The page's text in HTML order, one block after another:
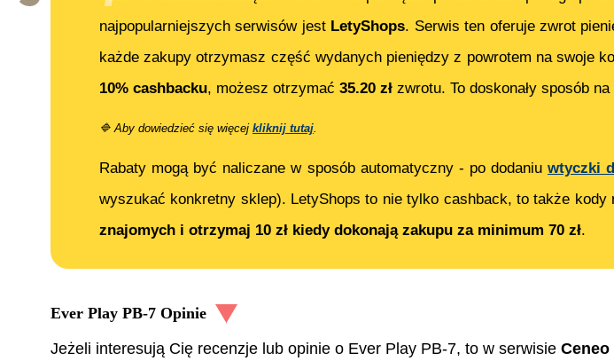
najpopularniejszych serwisów jest LetyShops. Serwis ten oferuje zwrot
każde zakupy otrzymasz część wydanych pieniędzy z powrotem na swoje
10% cashbacku, możesz otrzymać 35.20 zł zwrotu. To doskonały sposób
🔷 Aby dowiedzieć się więcej kliknij tutaj.
Rabaty mogą być naliczane w sposób automatyczny - po dodaniu wtyczki
wyszukać konkretny sklep). LetyShops to nie tylko cashback, to także
znajomych i otrzymaj 10 zł kiedy dokonają zakupu za minimum 70 zł.
Ever Play PB-7 Opinie
Jeżeli interesują Cię recenzje lub opinie o Ever Play PB-7, to w serwisie Ceneo